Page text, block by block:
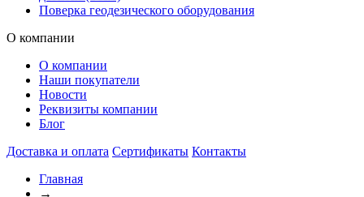
Поверка геодезического оборудования
О компании
О компании
Наши покупатели
Новости
Реквизиты компании
Блог
Доставка и оплата Сертификаты Контакты
Главная
→